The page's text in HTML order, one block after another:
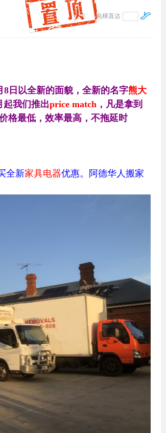
电梯直达
楼主
8日以全新的面貌，全新的名字熊大
起我们推出price match ，凡是拿到
格最低，效率最高，不拖延时
全新家具电器优惠。
阿德华人搬家